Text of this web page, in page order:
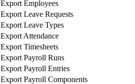
Export Employees
Export Leave Requests
Export Leave Types
Export Attendance
Export Timesheets
Export Payroll Runs
Export Payroll Entries
Export Payroll Components